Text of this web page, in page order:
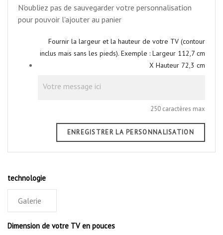
N'oubliez pas de sauvegarder votre personnalisation
pour pouvoir l'ajouter au panier
Fournir la largeur et la hauteur de votre TV (contour
inclus mais sans les pieds). Exemple : Largeur 112,7 cm
X Hauteur 72,3 cm
250 caractères max
ENREGISTRER LA PERSONNALISATION
technologie
Dimension de votre TV en pouces